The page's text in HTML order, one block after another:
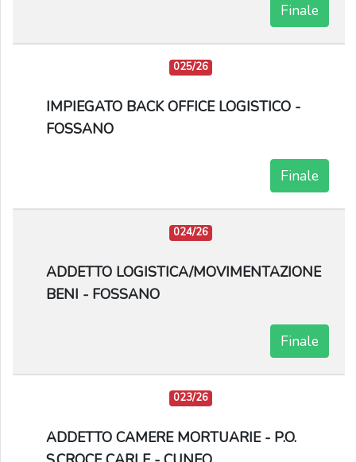
Finale
025/26
IMPIEGATO BACK OFFICE LOGISTICO -
FOSSANO
Finale
024/26
ADDETTO LOGISTICA/MOVIMENTAZIONE
BENI - FOSSANO
Finale
023/26
ADDETTO CAMERE MORTUARIE - P.O.